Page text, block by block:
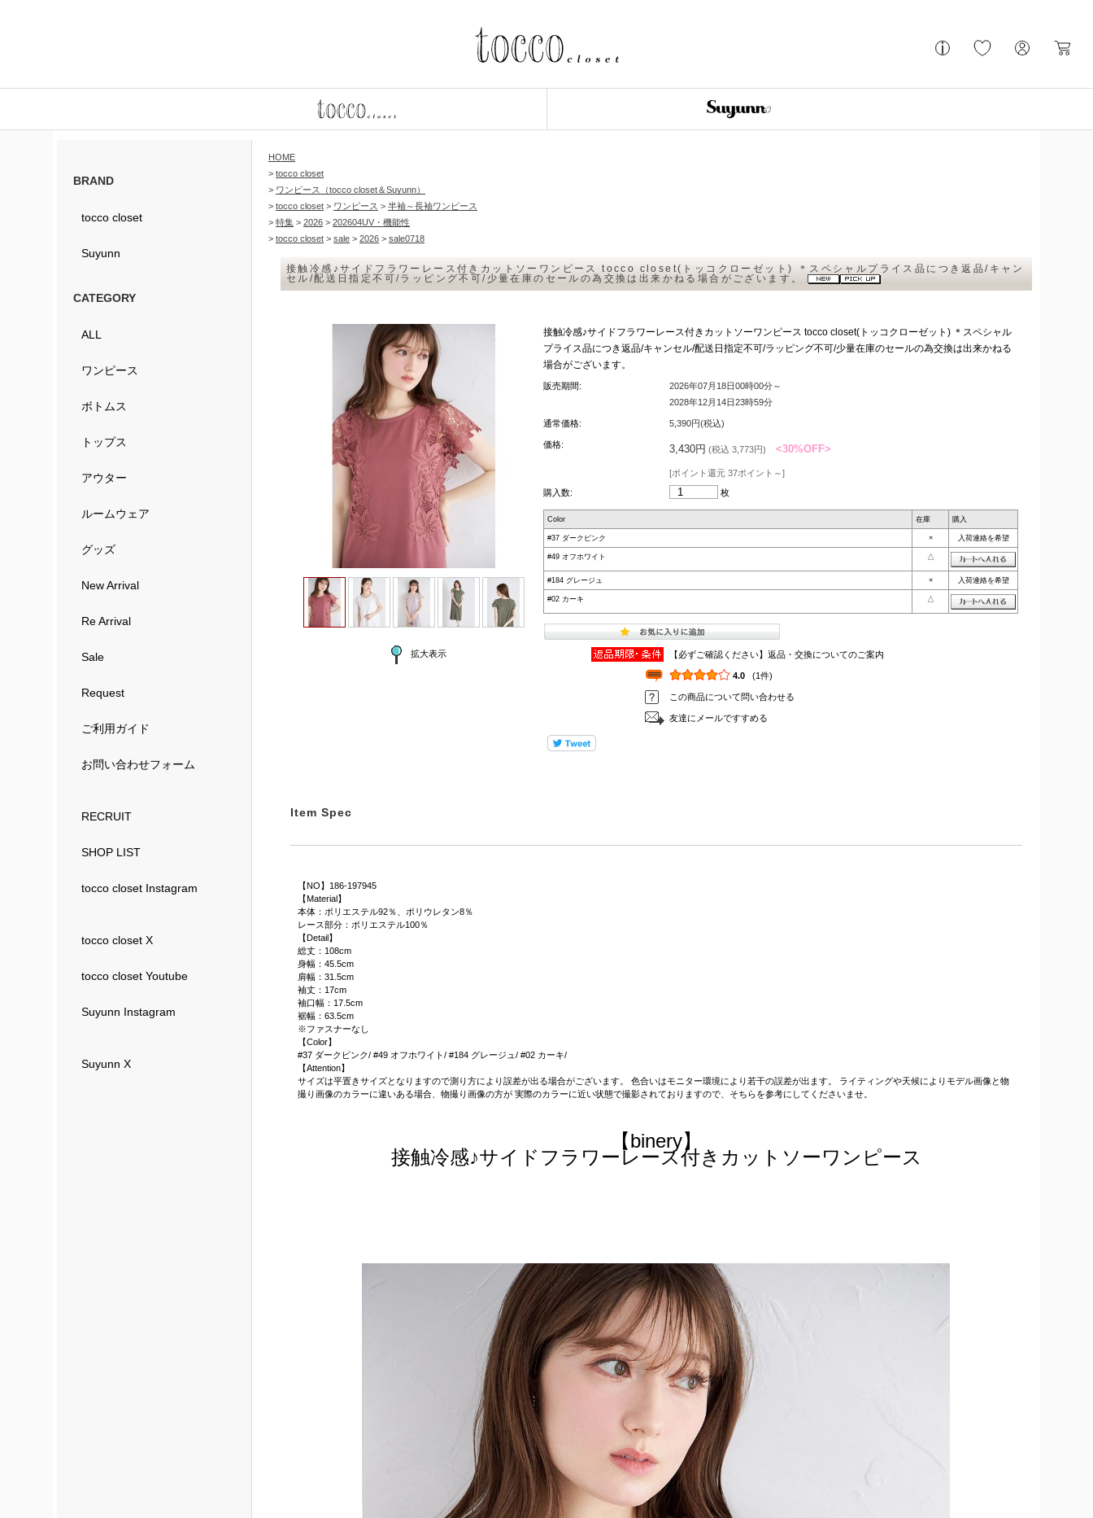
BRAND
tocco closet
Suyunn
CATEGORY
ALL
ワンピース
ボトムス
トップス
アウター
ルームウェア
グッズ
New Arrival
Re Arrival
Sale
Request
ご利用ガイド
お問い合わせフォーム
RECRUIT
SHOP LIST
tocco closet Instagram
tocco closet X
tocco closet Youtube
Suyunn Instagram
Suyunn X
HOME
> tocco closet
> ワンピース（tocco closet＆Suyunn）
> tocco closet > ワンピース > 半袖～長袖ワンピース
> 特集 > 2026 > 202604UV・機能性
> tocco closet > sale > 2026 > sale0718
接触冷感♪サイドフラワーレース付きカットソーワンピース tocco closet(トッコクローゼット) ＊スペシャルプライス品につき返品/キャン
セル/配送日指定不可/ラッピング不可/少量在庫のセールの為交換は出来かねる場合がございます。
拡大表示
接触冷感♪サイドフラワーレース付きカットソーワンピース tocco closet(トッコクローゼット) ＊スペシャル
プライス品につき返品/キャンセル/配送日指定不可/ラッピング不可/少量在庫のセールの為交換は出来かねる
場合がございます。
販売期間:
2026年07月18日00時00分～
2028年12月14日23時59分
通常価格: 5,390円(税込)
価格: 3,430円 (税込 3,773円) <30%OFF>
[ポイント還元 37ポイント～]
購入数:
枚
Color 在庫 購入
#37 ダークピンク × 入荷連絡を希望
#49 オフホワイト △
#184 グレージュ × 入荷連絡を希望
#02 カーキ △
【必ずご確認ください】返品・交換についてのご案内
4.0 (1件)
この商品について問い合わせる
友達にメールですすめる
Item Spec
【NO】186-197945
【Material】
本体：ポリエステル92％、ポリウレタン8％
レース部分：ポリエステル100％
【Detail】
総丈：108cm
身幅：45.5cm
肩幅：31.5cm
袖丈：17cm
袖口幅：17.5cm
裾幅：63.5cm
※ファスナーなし
【Color】
#37 ダークピンク/ #49 オフホワイト/ #184 グレージュ/ #02 カーキ/
【Attention】
サイズは平置きサイズとなりますので測り方により誤差が出る場合がございます。 色合いはモニター環境により若干の誤差が出ます。 ライティングや天候によりモデル画像と物
撮り画像のカラーに違いある場合、物撮り画像の方が 実際のカラーに近い状態で撮影されておりますので、そちらを参考にしてくださいませ。
【binery】
接触冷感♪サイドフラワーレース付きカットソーワンピース